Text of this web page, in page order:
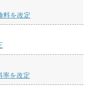
料を改定
率を改定